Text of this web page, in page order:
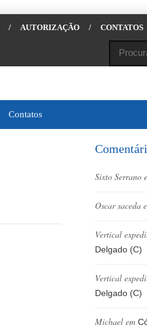
/ AUTORIZAÇÃO / CONTATOS
Contatos
Sixto Serrano
Oscar saceda
Vertical
Delgado (C)
Vertical
Delgado (C)
Michael em